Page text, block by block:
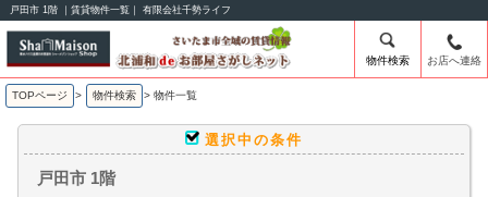
戸田市 1階 ｜賃貸物件一覧｜ 有限会社千勢ライフ
物件検索 お店へ連絡
TOPページ > 物件検索 > 物件一覧
選択中の条件
戸田市 1階